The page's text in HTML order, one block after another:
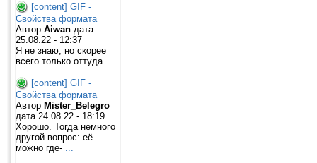
[content] GIF -
Свойства формата
Автор Aiwan дата
25.08.22 - 12:37
Я не знаю, но скорее
всего только оттуда.
[content] GIF -
Свойства формата
Автор Mister_Belegro
дата 24.08.22 - 18:19
Хорошо. Тогда немного
другой вопрос: её
можно где-